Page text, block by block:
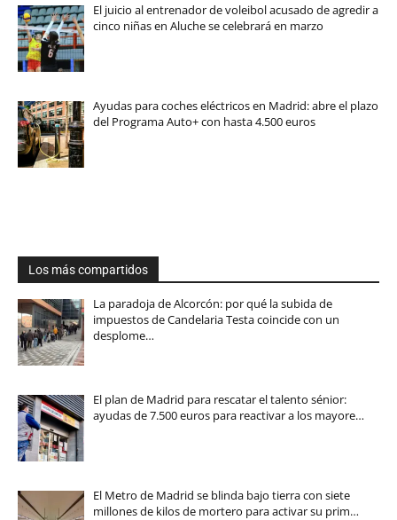
El juicio al entrenador de voleibol acusado de agredir a
cinco niñas en Aluche se celebrará en marzo
Ayudas para coches eléctricos en Madrid: abre el plazo
del Programa Auto+ con hasta 4.500 euros
Los más compartidos
La paradoja de Alcorcón: por qué la subida de
impuestos de Candelaria Testa coincide con un
desplome…
El plan de Madrid para rescatar el talento sénior:
ayudas de 7.500 euros para reactivar a los mayore…
El Metro de Madrid se blinda bajo tierra con siete
millones de kilos de mortero para activar su prim…